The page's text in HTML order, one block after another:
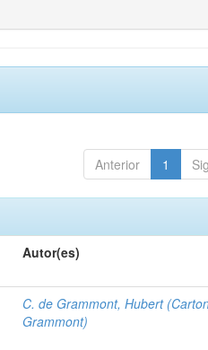
Anterior 1
Autor(es)
C. de Grammont, Hubert
Grammont)